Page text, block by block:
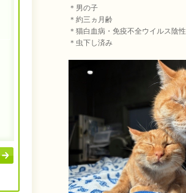
＊男の子
＊約三ヵ月齢
＊猫白血病・免疫不全ウイルス陰性
＊虫下し済み